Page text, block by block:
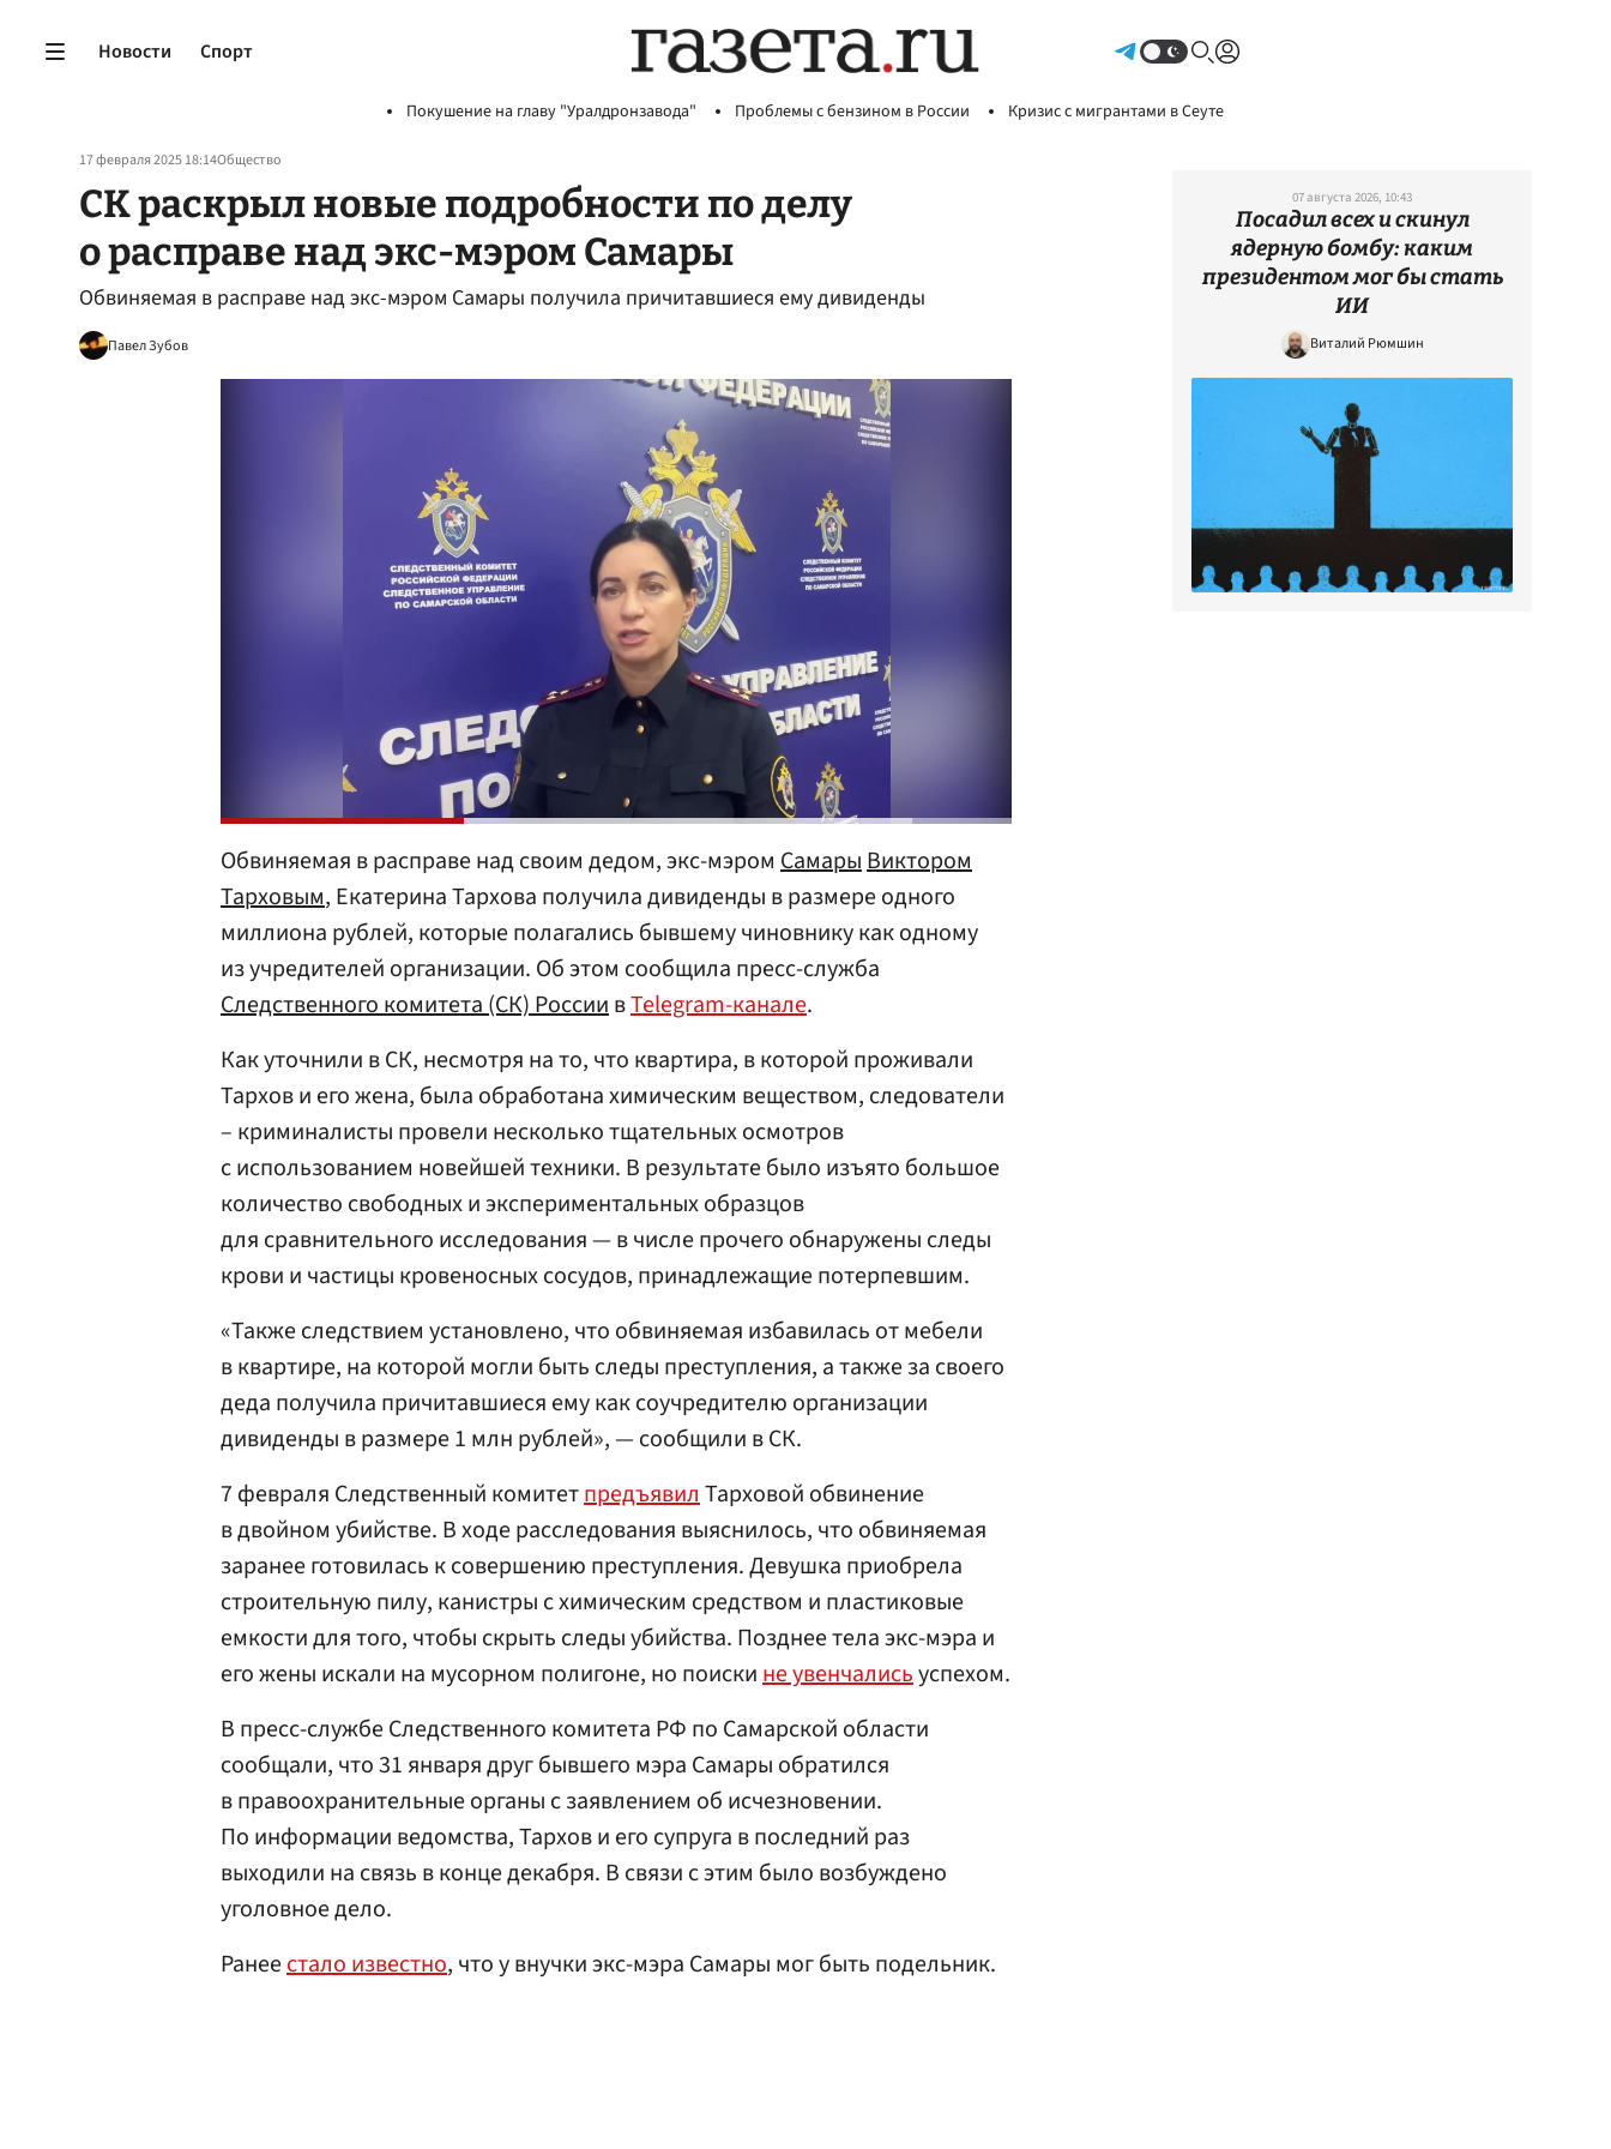
Новости Спорт
Покушение на главу "Уралдронзавода" Проблемы с бензином в России Кризис с мигрантами в Сеуте
17 февраля 2025 18:14Общество
СК раскрыл новые подробности по делу
о расправе над экс-мэром Самары
Обвиняемая в расправе над экс-мэром Самары получила причитавшиеся ему дивиденды
Павел Зубов
Обвиняемая в расправе над своим дедом, экс-мэром СамарыВиктором
Тарховым, Екатерина Тархова получила дивиденды в размере одного
миллиона рублей, которые полагались бывшему чиновнику как одному
из учредителей организации. Об этом сообщила пресс-служба
Следственного комитета (СК) РоссиивTelegram-канале.
Как уточнили в СК, несмотря на то, что квартира, в которой проживали
Тархов и его жена, была обработана химическим веществом, следователи
– криминалисты провели несколько тщательных осмотров
с использованием новейшей техники. В результате было изъято большое
количество свободных и экспериментальных образцов
для сравнительного исследования — в числе прочего обнаружены следы
крови и частицы кровеносных сосудов, принадлежащие потерпевшим.
«Также следствием установлено, что обвиняемая избавилась от мебели
в квартире, на которой могли быть следы преступления, а также за своего
деда получила причитавшиеся ему как соучредителю организации
дивиденды в размере 1 млн рублей», — сообщили в СК.
7 февраля Следственный комитетпредъявилТарховой обвинение
в двойном убийстве. В ходе расследования выяснилось, что обвиняемая
заранее готовилась к совершению преступления. Девушка приобрела
строительную пилу, канистры с химическим средством и пластиковые
емкости для того, чтобы скрыть следы убийства. Позднее тела экс-мэра и
его жены искали на мусорном полигоне, но поискине увенчалисьуспехом.
В пресс-службе Следственного комитета РФ по Самарской области
сообщали, что 31 января друг бывшего мэра Самары обратился
в правоохранительные органы с заявлением об исчезновении.
По информации ведомства, Тархов и его супруга в последний раз
выходили на связь в конце декабря. В связи с этим было возбуждено
уголовное дело.
Ранеестало известно, что у внучки экс-мэра Самары мог быть подельник.
07 августа 2026, 10:43
Посадил всех и скинул
ядерную бомбу: каким
президентом мог бы стать
ИИ
Виталий Рюмшин